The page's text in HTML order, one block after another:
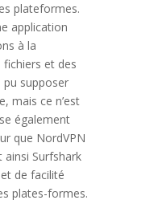
plateformes.
application
à la
et des
supposer
mais ce n’est
également
que NordVPN
Surfshark
de facilité
plates-formes.